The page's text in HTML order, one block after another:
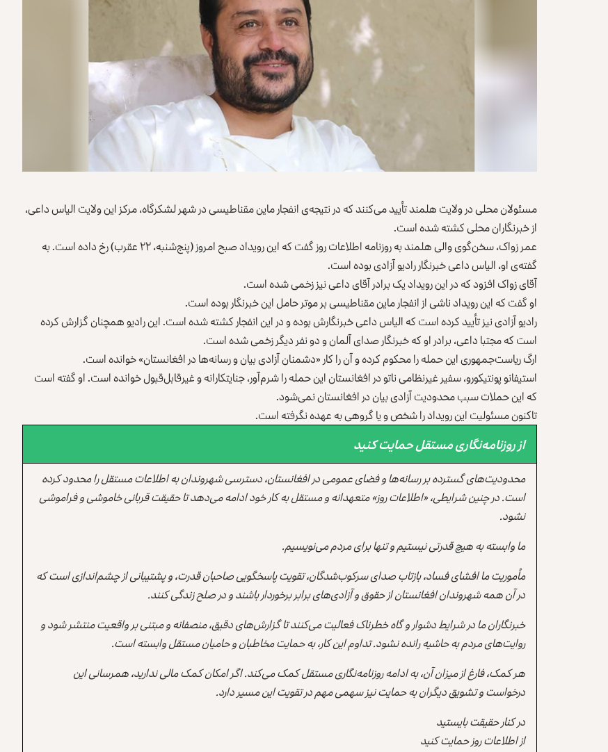
مسئولان محلی در ولایت هلمند تأیید می‌کنند که در نتیجه‌ی انفجار ماین مقناطیسی در شهر لشکرگاه، مرکز این ولایت الیاس داعی،
از خبرنگاران محلی کشته شده است.
عمر زواک، سخن‌گوی والی هلمند به روزنامه اطلاعات روز گفت که این رویداد صبح امروز (پنج‌شنبه، ۲۲ عقرب) رخ داده است. به
گفته‌ی او، الیاس داعی خبرنگار رادیو آزادی بوده است.
آقای زواک افزود که در این رویداد یک برادر آقای داعی نیز زخمی شده است.
او گفت که این رویداد ناشی از انفجار ماین مقناطیسی بر موتر حامل این خبرنگار بوده است.
رادیو آزادی نیز تأیید کرده است که الیاس داعی خبرنگارش بوده و در این انفجار کشته شده است. این رادیو همچنان گزارش کرده
است که مجتبا داعی، برادر او که خبرنگار صدای آلمان و دو نفر دیگر زخمی شده است.
ارگ ریاست‌جمهوری این حمله را محکوم کرده و آن را کار «دشمنان آزادی بیان و رسانه‌ها در افغانستان» خوانده است.
استیفانو پونتیکورو، سفیر غیرنظامی ناتو در افغانستان این حمله را شرم‌آور، جنایتکارانه و غیرقابل‌قبول خوانده است. او گفته است
که این حملات سبب محدودیت آزادی بیان در افغانستان نمی‌شود.
تاکنون مسئولیت این رویداد را شخص و یا گروهی به عهده نگرفته است.
از روزنامه‌نگاری مستقل حمایت کنید
محدودیت‌های گسترده بر رسانه‌ها و فضای عمومی در افغانستان، دسترسی شهروندان به اطلاعات مستقل را محدود کرده
است. در چنین شرایطی، «اطلاعات روز» متعهدانه و مستقل به کار خود ادامه می‌دهد تا حقیقت قربانی خاموشی و فراموشی
نشود.
ما وابسته به هیچ قدرتی نیستیم و تنها برای مردم می‌نویسیم.
مأموریت ما افشای فساد، بازتاب صدای سرکوب‌شدگان، تقویت پاسخگویی صاحبان قدرت، و پشتیبانی از چشم‌اندازی است که
در آن همه شهروندان افغانستان از حقوق و آزادی‌های برابر برخوردار باشند و در صلح زندگی کنند.
خبرنگاران ما در شرایط دشوار و گاه خطرناک فعالیت می‌کنند تا گزارش‌های دقیق، منصفانه و مبتنی بر واقعیت منتشر شود و
روایت‌های مردم به حاشیه رانده نشود. تداوم این کار، به حمایت مخاطبان و حامیان مستقل وابسته است.
هر کمک، فارغ از میزان آن، به ادامه روزنامه‌نگاری مستقل کمک می‌کند. اگر امکان کمک مالی ندارید، همرسانی این
درخواست و تشویق دیگران به حمایت نیز سهمی مهم در تقویت این مسیر دارد.
در کنار حقیقت بایستید
از اطلاعات روز حمایت کنید